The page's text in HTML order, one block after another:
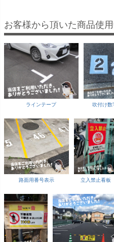
お客様から頂いた商品使
ラインテープ 吹付け数
路面用番号表示 立入禁止看板